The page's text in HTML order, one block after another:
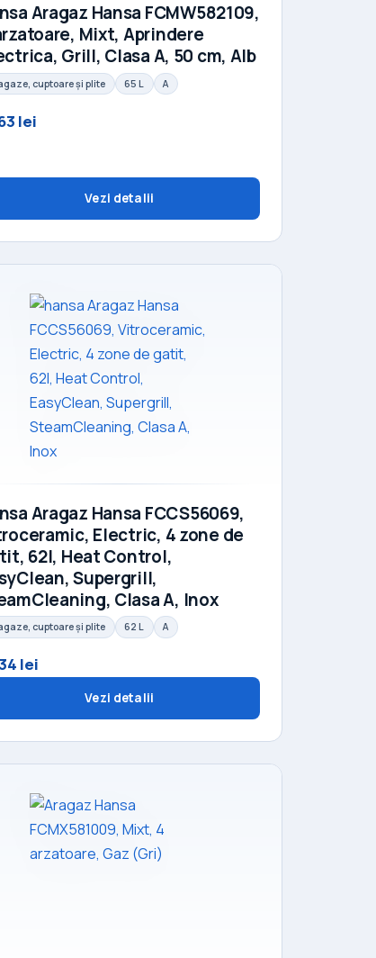
Aragaz Hansa FCMW582109,
Mixt, Aprindere
Grill, Clasa A, 50 cm, Alb
cuptoare și plite 65 L A
lei
Vezi detalii
Aragaz Hansa FCCS56069,
Electric, 4 zone de
62l, Heat Control,
Supergrill,
Clasa A, Inox
cuptoare și plite 62 L A
lei
Vezi detalii